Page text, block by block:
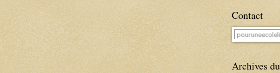
Contact
Archives